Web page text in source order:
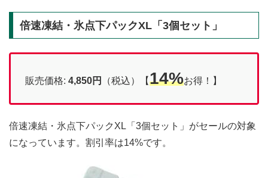
倍速凍結・氷点下パックXL「3個セット」
販売価格: 4,850円 （税込）【14%お得！】
倍速凍結・氷点下パックXL「3個セット」がセールの対象
になっています。割引率は14%です。